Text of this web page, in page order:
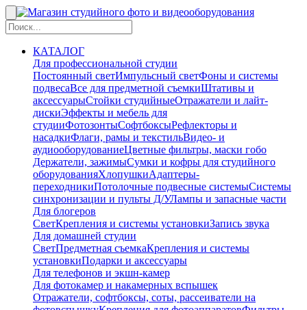
КАТАЛОГ
Для профессиональной студии
Постоянный светИмпульсный светФоны и системы
подвесаВсе для предметной съемкиШтативы и
аксессуарыСтойки студийныеОтражатели и лайт-
дискиЭффекты и мебель для
студииФотозонтыСофтбоксыРефлекторы и
насадкиФлаги, рамы и текстильВидео- и
аудиооборудованиеЦветные фильтры, маски гобо
Держатели, зажимыСумки и кофры для студийного
оборудованияХлопушкиАдаптеры-
переходникиПотолочные подвесные системыСистемы
синхронизации и пульты Д/УЛампы и запасные части
Для блогеров
СветКрепления и системы установкиЗапись звука
Для домашней студии
СветПредметная съемкаКрепления и системы
установкиПодарки и аксессуары
Для телефонов и экшн-камер
Для фотокамер и накамерных вспышек
Отражатели, софтбоксы, соты, рассеиватели на